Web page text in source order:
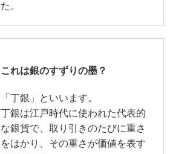
た。
これは銀のすずりの墨？
「丁銀」といいます。
丁銀は江戸時代に使われた代表的
な銀貨で、取り引きのたびに重さ
をはかり、その重さが価値を表す